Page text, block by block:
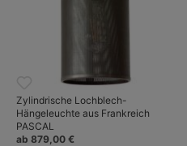
Zylindrische Lochblech-
Hängeleuchte aus Frankreich
PASCAL
ab 879,00 €